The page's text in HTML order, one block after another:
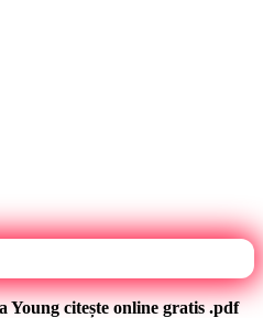
Young citește online gratis .pdf